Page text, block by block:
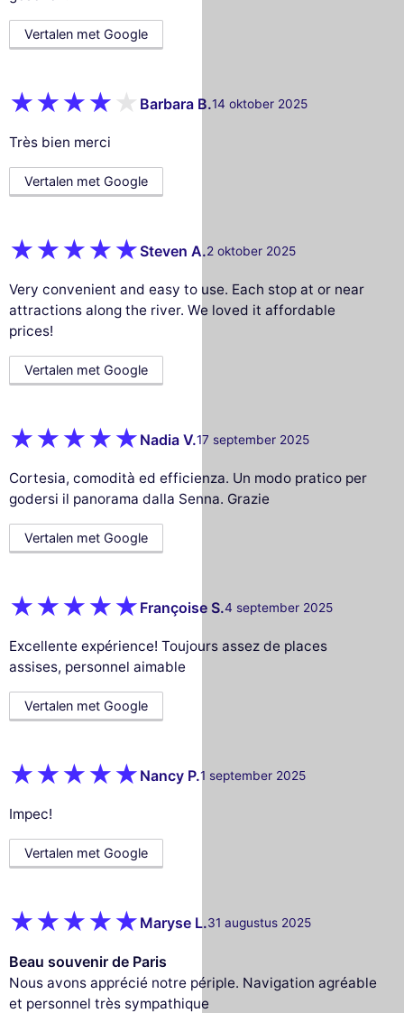
Vertalen met Google
Barbara B.14 oktober 2025
Très bien merci
Vertalen met Google
Steven A.2 oktober 2025
Very convenient and easy to use. Each stop at or near
attractions along the river. We loved it affordable
prices!
Vertalen met Google
Nadia V.17 september 2025
Cortesia, comodità ed efficienza. Un modo pratico per
godersi il panorama dalla Senna. Grazie
Vertalen met Google
Françoise S.4 september 2025
Excellente expérience! Toujours assez de places
assises, personnel aimable
Vertalen met Google
Nancy P.1 september 2025
Impec!
Vertalen met Google
Maryse L.31 augustus 2025
Beau souvenir de Paris
Nous avons apprécié notre périple. Navigation agréable
et personnel très sympathique